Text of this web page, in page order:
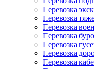
Перевозка
Перевозка
Перевозка
Перевозка
Перевозка
Перевозка
Перевозка